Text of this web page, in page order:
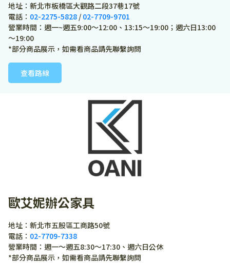
地址：新北市板橋區大觀路二段37巷17號
電話： 02-2275-5828 / 02-7709-9701
營業時間：週一~週五9:00～12:00、13:15～19:00；週六日13:00
～19:00
*部分商品展示，如需看商品請先聯繫詢問
查看路線
歐艾妮辦公家具
地址：新北市五股區工商路50號
電話： 02-7709-7338
營業時間：週一～週五8:30～17:30、週六日公休
*部分商品展示，如需看商品請先聯繫詢問